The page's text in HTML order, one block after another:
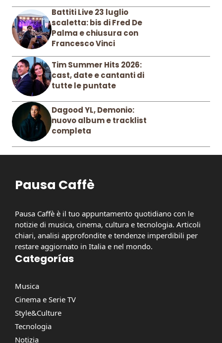
Battiti Live 23 luglio
scaletta: bis di Fred De
Palma e chiusura con
Francesco Vinci
Tim Summer Hits 2026:
cast, date e cantanti di
tutte le puntate
Dagood YL, Demonio:
nuovo album e tracklist
completa
Pausa Caffè
Pausa Caffè è il tuo appuntamento quotidiano con le
notizie di musica, cinema, cultura e tecnologia. Articoli
chiari, analisi approfondite e tendenze imperdibili per
restare aggiornato in Italia e nel mondo.
Categorías
Musica
Cinema e Serie TV
Style&Culture
Tecnologia
Notizia